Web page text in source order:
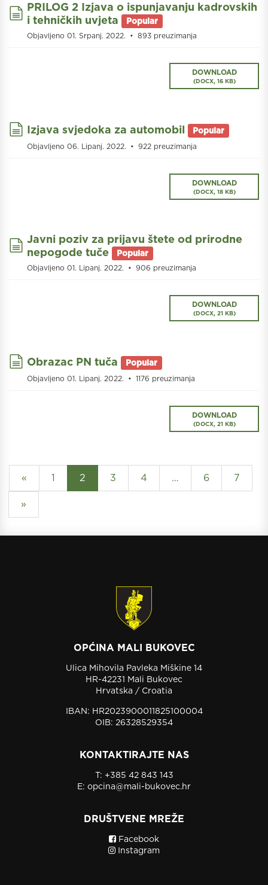
document
PRILOG 2 Izjava o ispunjavanju kadrovskih
i tehničkih uvjeta
Popular
Objavljeno 01. Srpanj. 2022. 893 preuzimanja
DOWNLOAD
(DOCX, 16 KB)
document
Izjava svjedoka za automobil Popular
Objavljeno 06. Lipanj. 2022. 922 preuzimanja
DOWNLOAD
(DOCX, 18 KB)
document
Javni poziv za prijavu štete od prirodne
nepogode tuče
Popular
Objavljeno 01. Lipanj. 2022. 906 preuzimanja
DOWNLOAD
(DOCX, 21 KB)
document
Obrazac PN tuča Popular
Objavljeno 01. Lipanj. 2022. 1176 preuzimanja
DOWNLOAD
(DOCX, 21 KB)
« 1 2 3 4 … 6 7
»
OPĆINA MALI BUKOVEC
Ulica Mihovila Pavleka Miškine 14
HR-42231 Mali Bukovec
Hrvatska / Croatia
IBAN: HR2023900011825100004
OIB: 26328529354
KONTAKTIRAJTE NAS
T: +385 42 843 143
E: opcina@mali-bukovec.hr
DRUŠTVENE MREŽE
Facebook
Instagram